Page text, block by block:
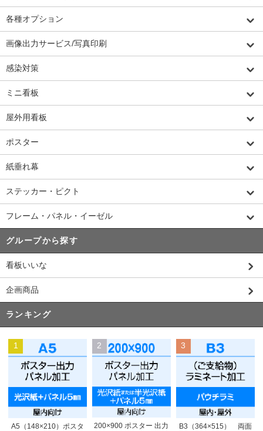
各種オプション
画像出力サービス/写真印刷
感染対策
ミニ看板
屋外用看板
ポスター
紙垂れ幕
ステッカー・ピクト
フレーム・パネル・イーゼル
グループから探す
看板いいな
企画商品
ランキング
1
A5（148×210）ポスタ
2
200×900 ポスター 出力
3
B3（364×515） 両面